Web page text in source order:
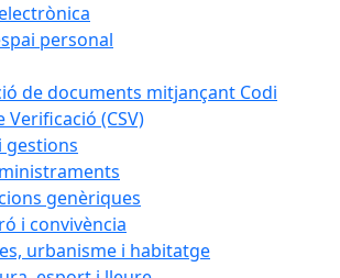
personal
de documents mitjançant Codi
Verificació (CSV)
gestions
genèriques
i convivència
urbanisme i habitatge